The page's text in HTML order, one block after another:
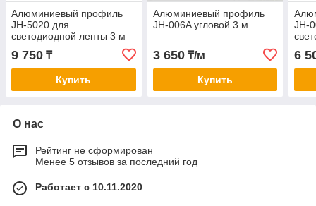
Алюминиевый профиль
JH-5020 для
светодиодной ленты 3 м
9 750 ₸
Купить
Алюминиевый профиль
JH-006A угловой 3 м
3 650₸/м
Купить
JH-
6
О нас
Рейтинг не сформирован
Менее 5 отзывов за последний год
Работает с 10.11.2020